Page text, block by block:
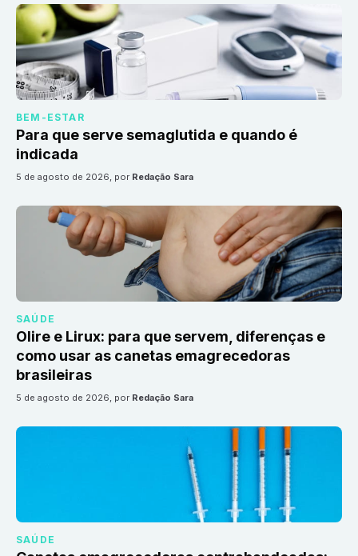
BEM-ESTAR
Para que serve semaglutida e quando é
indicada
5 de agosto de 2026, por Redação Sara
SAÚDE
Olire e Lirux: para que servem, diferenças e
como usar as canetas emagrecedoras
brasileiras
5 de agosto de 2026, por Redação Sara
SAÚDE